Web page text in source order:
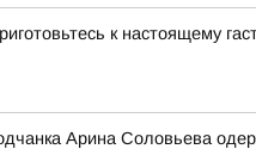
к настоящему
Арина Соловьева